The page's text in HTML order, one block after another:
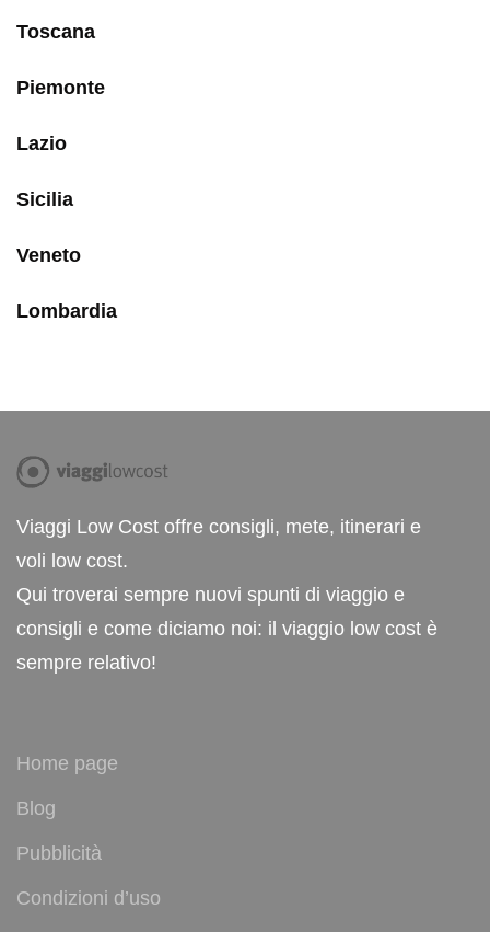
Toscana
Piemonte
Lazio
Sicilia
Veneto
Lombardia
Viaggi Low Cost offre consigli, mete, itinerari e
voli low cost.
Qui troverai sempre nuovi spunti di viaggio e
consigli e come diciamo noi: il viaggio low cost è
sempre relativo!
Home page
Blog
Pubblicità
Condizioni d’uso